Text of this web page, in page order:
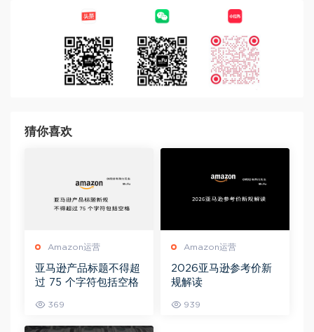
猜你喜欢
Amazon运营
亚马逊产品标题不得超
过 75 个字符包括空格
369
Amazon运营
2026亚马逊参考价新
规解读
939